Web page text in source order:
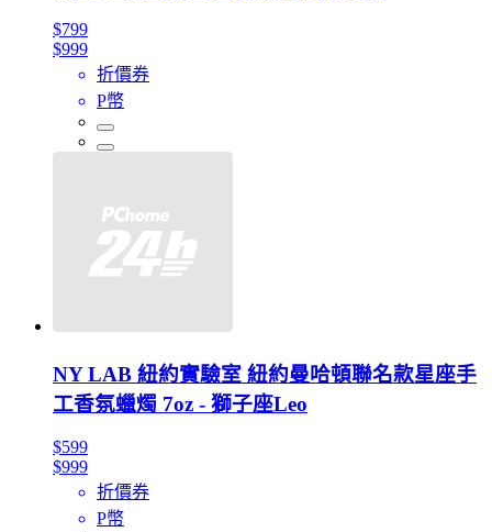
$799
$999
折價券
P幣
NY LAB 紐約實驗室 紐約曼哈頓聯名款星座手
工香氛蠟燭 7oz - 獅子座Leo
$599
$999
折價券
P幣